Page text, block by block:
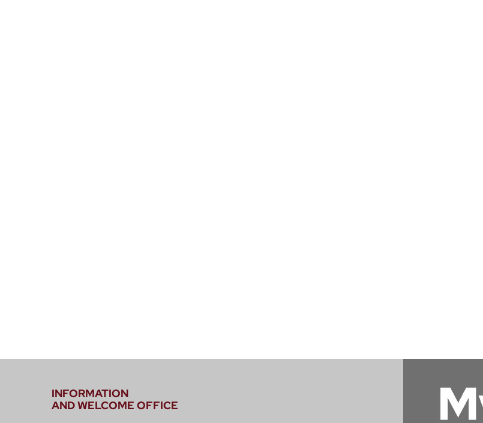
INFORMATION
AND WELCOME OFFICE